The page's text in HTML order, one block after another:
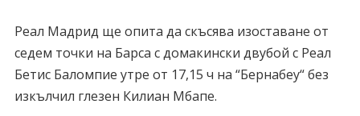
Реал Мадрид ще опита да скъсява изоставане от
седем точки на Барса с домакински двубой с Реал
Бетис Баломпие утре от 17,15 ч на “Бернабеу“ без
изкълчил глезен Килиан Мбапе.